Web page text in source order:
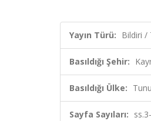
Yayın Türü: Bildiri /
Basıldığı Şehir:
Basıldığı Ülke:
Sayfa Sayıları: